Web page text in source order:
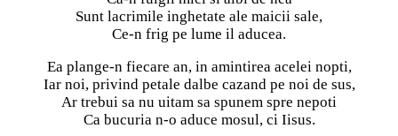
Sunt lacrimile inghetate ale maicii sale,
Ce-n frig pe lume il aducea.
Ea plange-n fiecare an, in amintirea acelei nopti,
Iar noi, privind petale dalbe cazand pe noi de sus,
Ar trebui sa nu uitam sa spunem spre nepoti
Ca bucuria n-o aduce mosul, ci Iisus.